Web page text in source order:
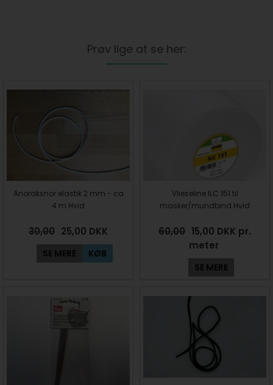
Prøv lige at se her:
Anoraksnor elastik 2 mm - ca
4 m Hvid
30,00 25,00 DKK
SE MERE KØB
Vlieseline ILC 151 til
masker/mundbind Hvid
60,00 15,00 DKK pr.
meter
SE MERE